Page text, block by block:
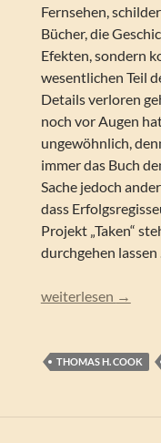
Fernsehen,
Bücher, die
Efekten, sondern
wesentlichen Teil
Details verloren
noch vor Augen
ungewöhnlich,
immer das Buch
Sache jedoch
dass
Projekt „Taken“
durchgehen
Thomas H. Cook –
weiterlesen →
THOMAS H. COOK